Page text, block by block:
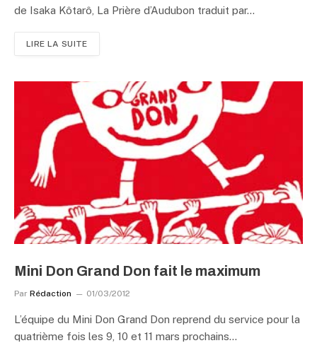
de Isaka Kôtarô, La Prière d’Audubon traduit par…
LIRE LA SUITE
Mini Don Grand Don fait le maximum
Par Rédaction 01/03/2012
L’équipe du Mini Don Grand Don reprend du service pour la
quatrième fois les 9, 10 et 11 mars prochains…